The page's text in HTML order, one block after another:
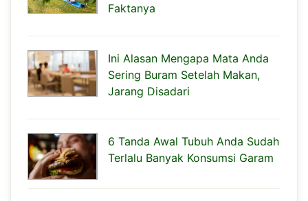
Faktanya
Ini Alasan Mengapa Mata Anda
Sering Buram Setelah Makan,
Jarang Disadari
6 Tanda Awal Tubuh Anda Sudah
Terlalu Banyak Konsumsi Garam